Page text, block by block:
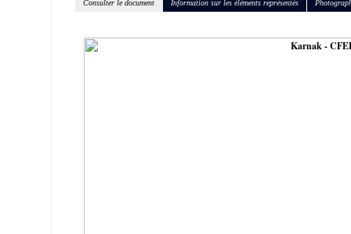
Consulter le document Information sur les éléments représentés